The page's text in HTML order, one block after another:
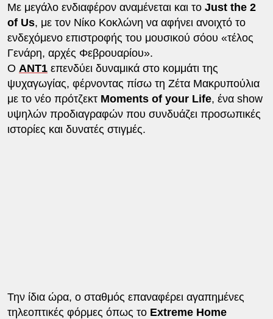
Με μεγάλο ενδιαφέρον αναμένεται και το Just the 2
of Us, με τον Νίκο Κοκλώνη να αφήνει ανοιχτό το
ενδεχόμενο επιστροφής του μουσικού σόου «τέλος
Γενάρη, αρχές Φεβρουαρίου».
Ο ANT1επενδύει δυναμικά στο κομμάτι της
ψυχαγωγίας, φέρνοντας πίσω τη Ζέτα Μακρυπούλια
με το νέο πρότζεκτ Moments of your Life, ένα show
υψηλών προδιαγραφών που συνδυάζει προσωπικές
ιστορίες και δυνατές στιγμές.
Την ίδια ώρα, ο σταθμός επαναφέρει αγαπημένες
τηλεοπτικές φόρμες όπως το Extreme Home